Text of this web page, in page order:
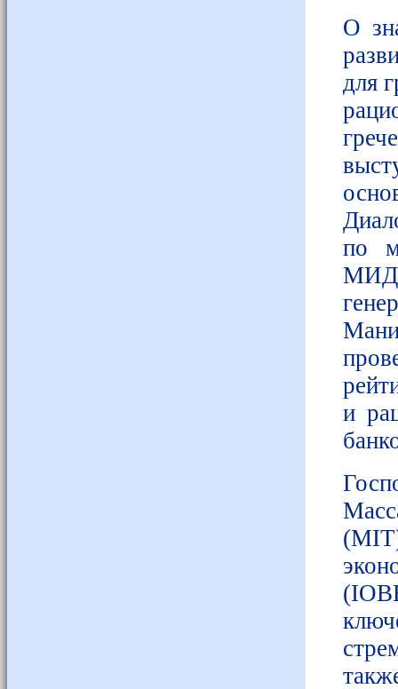
О
для
по
МИД
и